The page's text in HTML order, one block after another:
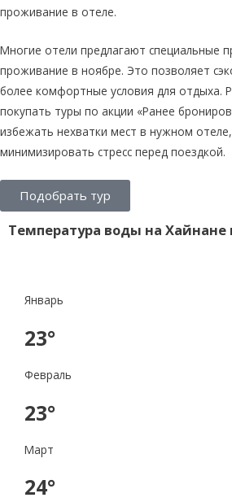
проживание в отеле.
Многие отели предлагают специальные
проживание в ноябре. Это позволяет
более комфортные условия для отдыха.
покупать туры по акции «Ранее
избежать нехватки мест в нужном
минимизировать стресс перед поездкой.
Подобрать тур
Температура воды на
Январь
23°
Февраль
23°
Март
24°